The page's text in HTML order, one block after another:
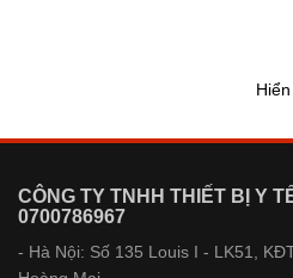
CÔNG TY TNHH THIẾT BỊ Y
0700786967
- Hà Nội: Số 135 Louis I - LK51,